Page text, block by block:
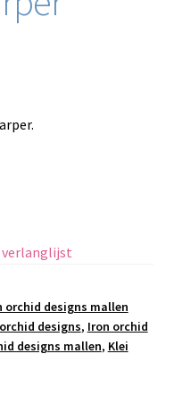
verlanglijst
orchid designs mallen
designs, Iron orchid
designs mallen, Klei